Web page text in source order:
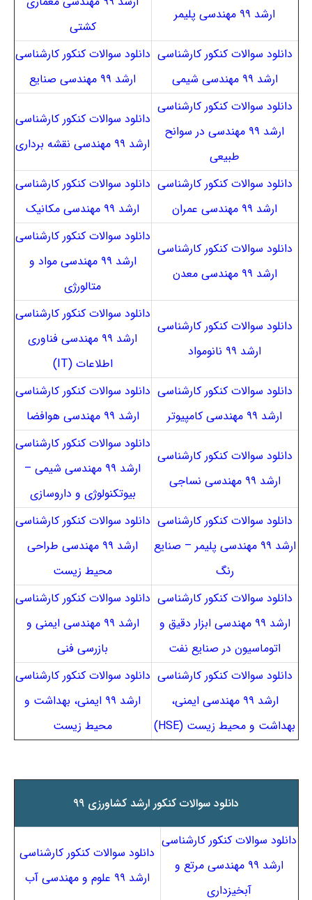
ارشد ۹۹ مهندسی پلیمر
کشتی
دانلود سوالات کنکور کارشناسی
ارشد ۹۹ مهندسی شیمی
دانلود سوالات کنکور کارشناسی
ارشد ۹۹ مهندسی صنایع
دانلود سوالات کنکور کارشناسی
ارشد ۹۹ مهندسی در سوانح
طبیعی
دانلود سوالات کنکور کارشناسی
ارشد ۹۹ مهندسی نقشه برداری
دانلود سوالات کنکور کارشناسی
ارشد ۹۹ مهندسی عمران
دانلود سوالات کنکور کارشناسی
ارشد ۹۹ مهندسی مکانیک
دانلود سوالات کنکور کارشناسی
ارشد ۹۹ مهندسی معدن
دانلود سوالات کنکور کارشناسی
ارشد ۹۹ مهندسی مواد و
متالورژی
دانلود سوالات کنکور کارشناسی
ارشد ۹۹ نانومواد
دانلود سوالات کنکور کارشناسی
ارشد ۹۹ مهندسی فناوری
اطلاعات (IT)
دانلود سوالات کنکور کارشناسی
ارشد ۹۹ مهندسی کامپیوتر
دانلود سوالات کنکور کارشناسی
ارشد ۹۹ مهندسی هوافضا
دانلود سوالات کنکور کارشناسی
ارشد ۹۹ مهندسی نساجی
دانلود سوالات کنکور کارشناسی
ارشد ۹۹ مهندسی شیمی –
بیوتکنولوژی و داروسازی
دانلود سوالات کنکور کارشناسی
ارشد ۹۹ مهندسی پلیمر – صنایع
رنگ
دانلود سوالات کنکور کارشناسی
ارشد ۹۹ مهندسی طراحی
محیط زیست
دانلود سوالات کنکور کارشناسی
ارشد ۹۹ مهندسی ابزار دقیق و
اتوماسیون در صنایع نفت
دانلود سوالات کنکور کارشناسی
ارشد ۹۹ مهندسی ایمنی و
بازرسی فنی
دانلود سوالات کنکور کارشناسی
ارشد ۹۹ مهندسی ایمنی،
بهداشت و محیط زیست (HSE)
دانلود سوالات کنکور کارشناسی
ارشد ۹۹ ایمنی، بهداشت و
محیط زیست
دانلود سوالات کنکور ارشد کشاورزی ۹۹
دانلود سوالات کنکور کارشناسی
ارشد ۹۹ مهندسی مرتع و
آبخیزداری
دانلود سوالات کنکور کارشناسی
ارشد ۹۹ علوم و مهندسی آب